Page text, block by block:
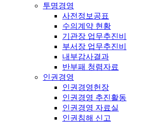
투명경영
사전정보공표
수의계약 현황
기관장 업무추진비
부서장 업무추진비
내부감사결과
반부패 청렴자료
인권경영
인권경영헌장
인권경영 추진활동
인권경영 자료실
인권침해 신고